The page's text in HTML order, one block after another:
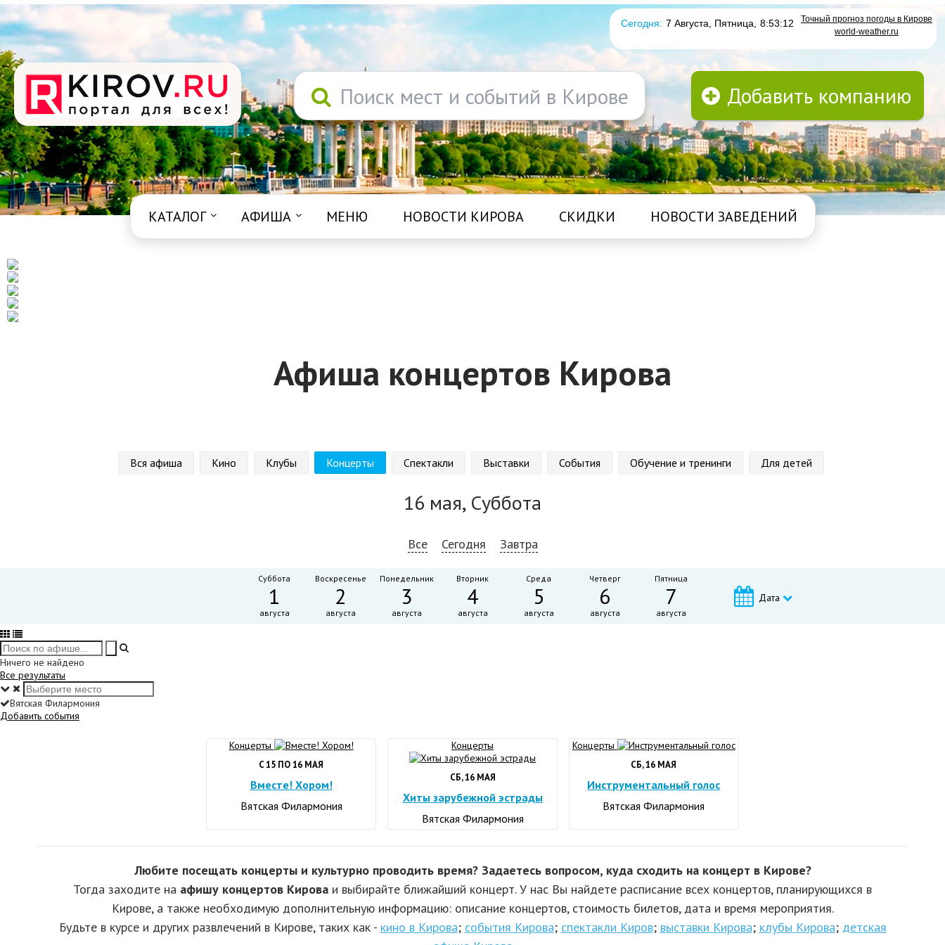
Сегодня: 7 Августа, Пятница 8:53:12
Точный прогноз погоды в Кирове
world-weather.ru
Поиск мест и событий в Кирове Добавить компанию
КАТАЛОГ АФИША МЕНЮ НОВОСТИ КИРОВА СКИДКИ НОВОСТИ ЗАВЕДЕНИЙ
Афиша концертов Кирова
Вся афиша Кино Клубы Концерты Спектакли Выставки События Обучение и тренинги Для детей
16 мая, Суббота
Все Сегодня Завтра
Дата
Суббота
1
августа
Воскресенье
2
августа
Понедельник
3
августа
Вторник
4
августа
Среда
5
августа
Четверг
6
августа
Пятница
7
августа
Ничего не найдено
Все результаты
Вятская Филармония
Добавить события
Концерты
C 15 ПО 16 МАЯ
Вместе! Хором!
Вятская Филармония
Концерты
СБ, 16 МАЯ
Хиты зарубежной эстрады
Вятская Филармония
Концерты
СБ, 16 МАЯ
Инструментальный голос
Вятская Филармония
Любите посещать концерты и культурно проводить время? Задаетесь вопросом, куда сходить на концерт в Кирове?
Тогда заходите на афишу концертов Кирова и выбирайте ближайший концерт. У нас Вы найдете расписание всех концертов, планирующихся в
Кирове, а также необходимую дополнительную информацию: описание концертов, стоимость билетов, дата и время мероприятия.
Будьте в курсе и других развлечений в Кирове, таких как - кино в Кирова; события Кирова; спектакли Киров; выставки Кирова; клубы Кирова; детская